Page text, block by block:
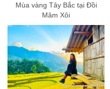
Mùa vàng Tây Bắc tại Đồi
Mâm Xôi